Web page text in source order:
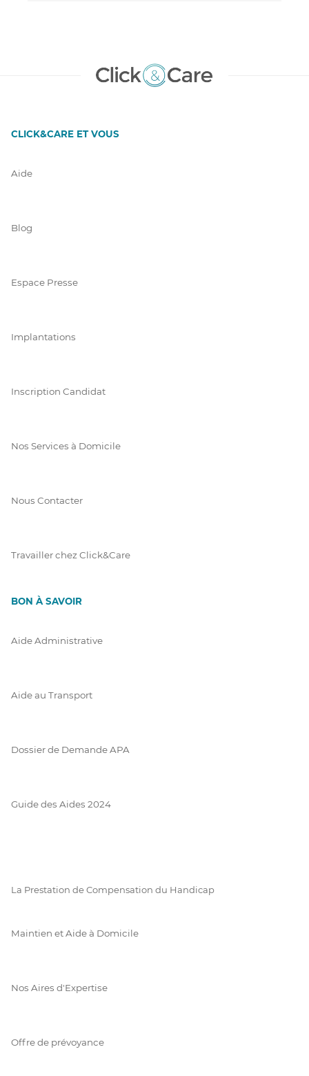
CLICK&CARE ET VOUS
Aide
Blog
Espace Presse
Implantations
Inscription Candidat
Nos Services à Domicile
Nous Contacter
Travailler chez Click&Care
BON À SAVOIR
Aide Administrative
Aide au Transport
Dossier de Demande APA
Guide des Aides 2024
La Prestation de Compensation du Handicap
Maintien et Aide à Domicile
Nos Aires d'Expertise
Offre de prévoyance